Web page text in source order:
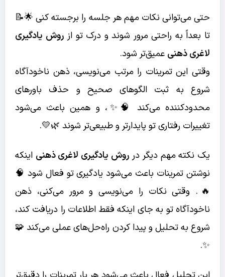
حتی می‌توانی نکات مهم هر جلسه را برجسته کنی 🌟📝
تا بعداً به راحتی مرور شوند و درک تو از روش یادگیری
لاغری ذهنی عمیق‌تر شود.
وقتی این تمرینات را مرتب می‌نویسی، ذهن ناخودآگاه
شروع به ثبت الگوهای صحیح و حذف باورهای
محدودکننده می‌کند 🧠✨، و همین باعث می‌شود
تغییرات رفتاری تو پایدارتر و طبیعی‌تر شوند 🌿💛.
یک نکته مهم دیگر در روش یادگیری لاغری ذهنی اینکه
نوشتن تمرینات باعث می‌شود یادگیری تو فعال شود 🧠
🔥. وقتی نکات را می‌نویسی و مرور می‌کنی، ذهن
ناخودآگاه تو به جای اینکه فقط اطلاعات را دریافت کند،
شروع به تحلیل و پیدا کردن راه‌حل‌های عملی می‌کند 🧩
✨.